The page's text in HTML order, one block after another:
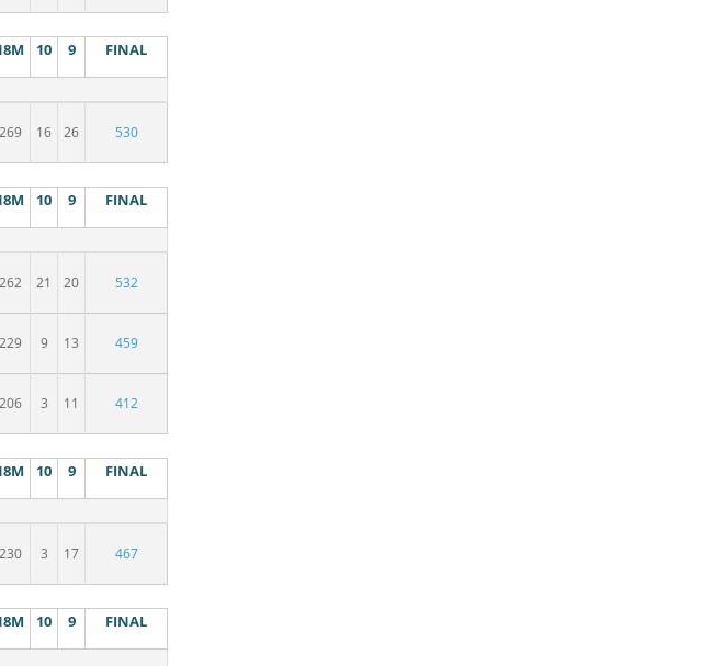
10 9 FINAL
269 16 26 530
10 9 FINAL
262 21 20 532
229 9 13 459
206 3 11 412
10 9 FINAL
230 3 17 467
10 9 FINAL